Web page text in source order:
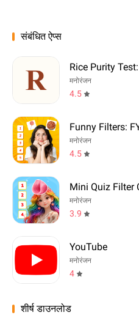
संबंधित ऐप्स
Rice Purity
मनोरंजन
4.5
Funny Filters:
मनोरंजन
4.5
Mini Quiz Filter
मनोरंजन
3.9
YouTube
मनोरंजन
4
शीर्ष डाउनलोड